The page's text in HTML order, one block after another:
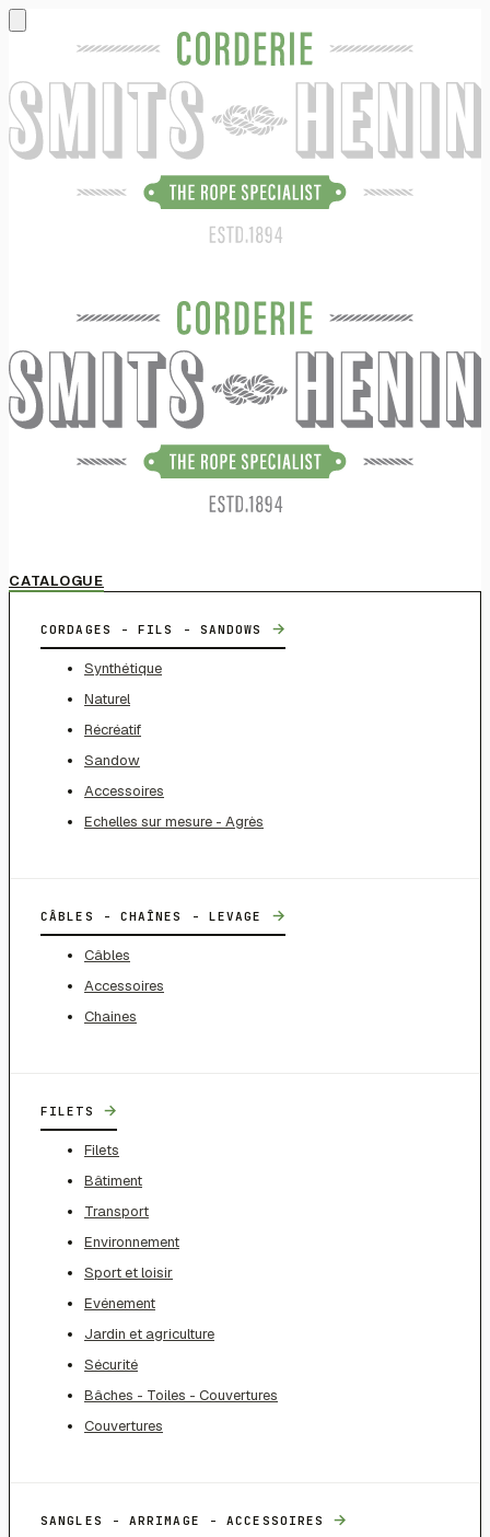
CATALOGUE
CORDAGES - FILS - SANDOWS →
Synthétique
Naturel
Récréatif
Sandow
Accessoires
Echelles sur mesure - Agrès
CÂBLES - CHAÎNES - LEVAGE →
Câbles
Accessoires
Chaines
FILETS →
Filets
Bâtiment
Transport
Environnement
Sport et loisir
Evénement
Jardin et agriculture
Sécurité
Bâches - Toiles - Couvertures
Couvertures
SANGLES - ARRIMAGE - ACCESSOIRES →